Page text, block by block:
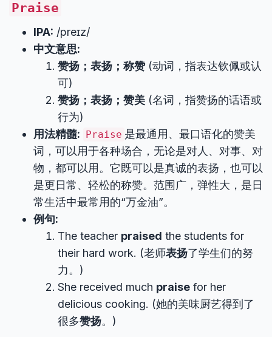
Praise
IPA: /preɪz/
中文意思:
赞扬；表扬；称赞(动词，指表达钦佩或认
可)
赞扬；表扬；赞美 (名词，指赞扬的话语或
行为)
用法精髓: Praise 是最通用、最口语化的赞美
词，可以用于各种场合，无论是对人、对事、对
物，都可以用。它既可以是真诚的表扬，也可以
是更日常、轻松的称赞。范围广，弹性大，是日
常生活中最常用的“万金油”。
例句:
The teacher praised the students for
their hard work. (老师表扬了学生们的努
力。)
She received much praise for her
delicious cooking. (她的美味厨艺得到了
很多赞扬。)